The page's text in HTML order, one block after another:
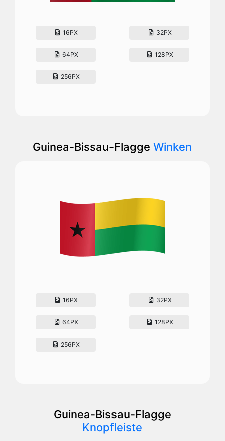
16PX 32PX
64PX 128PX
256PX
Guinea-Bissau-FlaggeWinken
16PX 32PX
64PX 128PX
256PX
Guinea-Bissau-Flagge
Knopfleiste